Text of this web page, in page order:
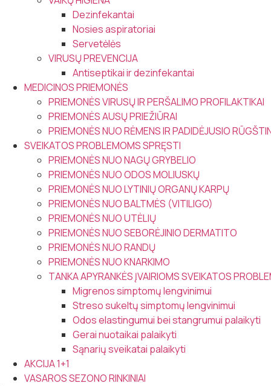
Dezinfekantai
Nosies aspiratoriai
Servetėlės
VIRUSŲ PREVENCIJA
Antiseptikai ir dezinfekantai
MEDICINOS PRIEMONĖS
PRIEMONĖS VIRUSŲ IR PERŠALIMO PROFILAKTIKAI
PRIEMONĖS AUSŲ PRIEŽIŪRAI
PRIEMONĖS NUO RĖMENS IR PADIDĖJUSIO
SVEIKATOS PROBLEMOMS SPRĘSTI
PRIEMONĖS NUO NAGŲ GRYBELIO
PRIEMONĖS NUO ODOS MOLIUSKŲ
PRIEMONĖS NUO LYTINIŲ ORGANŲ KARPŲ
PRIEMONĖS NUO BALTMĖS (VITILIGO)
PRIEMONĖS NUO UTĖLIŲ
PRIEMONĖS NUO SEBORĖJINIO DERMATITO
PRIEMONĖS NUO RANDŲ
PRIEMONĖS NUO KNARKIMO
TANKA APYRANKĖS ĮVAIRIOMS SVEIKATOS
Migrenos simptomų lengvinimui
Streso sukeltų simptomų lengvinimui
Odos elastingumui bei stangrumui palaikyti
Gerai nuotaikai palaikyti
Sąnarių sveikatai palaikyti
AKCIJA 1+1
VASAROS SEZONO RINKINIAI